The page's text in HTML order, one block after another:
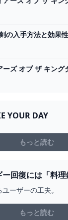
の入手方法と効果
YOUR DAY
もっと読む
回復には「料
ティアキン』海外
ーザーの工夫。
もっと読む